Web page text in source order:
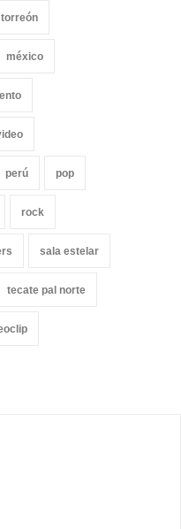
méxico
perú pop
rock
sala estelar
tecate pal norte